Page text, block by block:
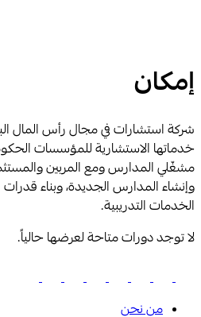
إمكان
شركة استشارات في مجال رأس المال
خدماتها الاستشارية للمؤسسات
مشغّلي المدارس ومع المربين
وإنشاء المدارس الجديدة، وبناء قدرات
الخدمات التدريبية.
لا توجد دورات متاحة لعرضها حالياً.
من نحن